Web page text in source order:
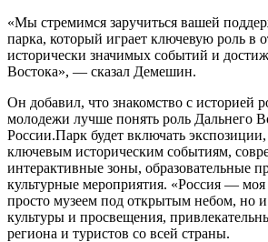
«Мы стремимся заручиться вашей
парка, который играет ключевую роль в
исторически значимых событий и
Востока», — сказал Демешин.
Он добавил, что знакомство с историей
молодежи лучше понять роль Дальнего
России.Парк будет включать
ключевым историческим событиям,
интерактивные зоны, образовательные
культурные мероприятия. «Россия — моя
просто музеем под открытым небом, но
культуры и просвещения,
региона и туристов со всей страны.